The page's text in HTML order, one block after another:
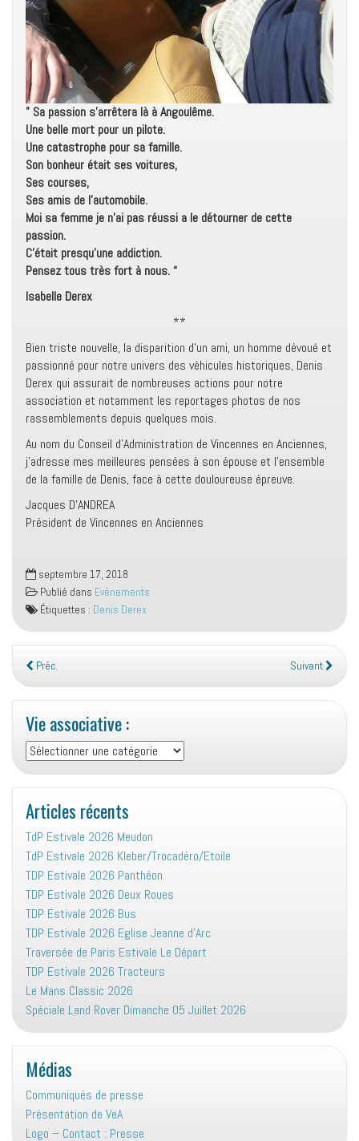
” Sa passion s’arrêtera là à Angoulême.
Une belle mort pour un pilote.
Une catastrophe pour sa famille.
Son bonheur était ses voitures,
Ses courses,
Ses amis de l’automobile.
Moi sa femme je n’ai pas réussi a le détourner de cette
passion.
C’était presqu’une addiction.
Pensez tous très fort à nous. “
Isabelle Derex
**
Bien triste nouvelle, la disparition d’un ami, un homme dévoué et
passionné pour notre univers des véhicules historiques, Denis
Derex qui assurait de nombreuses actions pour notre
association et notamment les reportages photos de nos
rassemblements depuis quelques mois.
Au nom du Conseil d’Administration de Vincennes en Anciennes,
j’adresse mes meilleures pensées à son épouse et l’ensemble
de la famille de Denis, face à cette douloureuse épreuve.
Jacques D’ANDREA
Président de Vincennes en Anciennes
septembre 17, 2018
Publié dans Evénements
Étiquettes : Denis Derex
Préc. Suivant
Vie associative :
Vie
associative
:
Articles récents
TdP Estivale 2026 Meudon
TdP Estivale 2026 Kleber/Trocadéro/Etoile
TDP Estivale 2026 Panthéon
TDP Estivale 2026 Deux Roues
TDP Estivale 2026 Bus
TDP Estivale 2026 Eglise Jeanne d’Arc
Traversée de Paris Estivale Le Départ
TDP Estivale 2026 Tracteurs
Le Mans Classic 2026
Spéciale Land Rover Dimanche 05 Juillet 2026
Médias
Communiqués de presse
Présentation de VeA
Logo – Contact : Presse